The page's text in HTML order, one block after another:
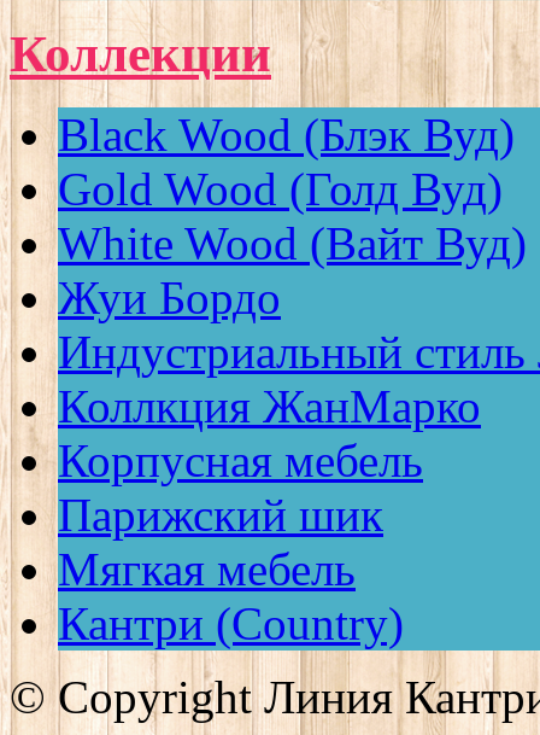
Коллекции
Black Wood (Блэк Вуд)
Gold Wood (Голд Вуд)
White Wood (Вайт Вуд)
Жуи Бордо
Индустриальный
Коллкция ЖанМарко
Корпусная мебель
Парижский шик
Мягкая мебель
Кантри (Country)
© Copyright Линия